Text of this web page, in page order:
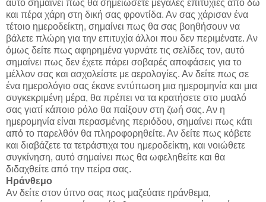
αυτό σημαίνει πως θα σημειώσετε μεγάλες επιτυχίες από δω
και πέρα χάρη στη δική σας φροντίδα. Αν σας χάρισαν ένα
τέτοιο ημεροδείκτη, σημαίνει πως θα σας βοηθήσουν να
βάλετε πλώρη για την επιτυχία άλλοι που δεν περιμένατε. Αν
όμως δείτε πως αφηρημένα γυρνάτε τις σελίδες τον, αυτό
σημαίνει πως δεν έχετε πάρει σοβαρές αποφάσεις για το
μέλλον σας και ασχολείστε με αερολογίες. Αν δείτε πως σε
ένα ημερολόγιο σας έκανε εντύπωση μια ημερομηνία και μια
συγκεκριμένη μέρα, θα πρέπει να τα κρατήσετε στο μυαλό
σας γιατί κάποιο ρόλο θα παίξουν στη ζωή σας. Αν η
ημερομηνία είναι περασμένης περιόδου, σημαίνει πως κάτι
από το παρελθόν θα πληροφορηθείτε. Αν δείτε πως κόβετε
και διαβάζετε τα τετράστιχα του ημεροδείκτη, και νοιώθετε
συγκίνηση, αυτό σημαίνει πως θα ωφεληθείτε και θα
διδαχθείτε από την πείρα σας.
Ηράνθεμο
Αν δείτε στον ύπνο σας πως μαζεύατε ηράνθεμα,